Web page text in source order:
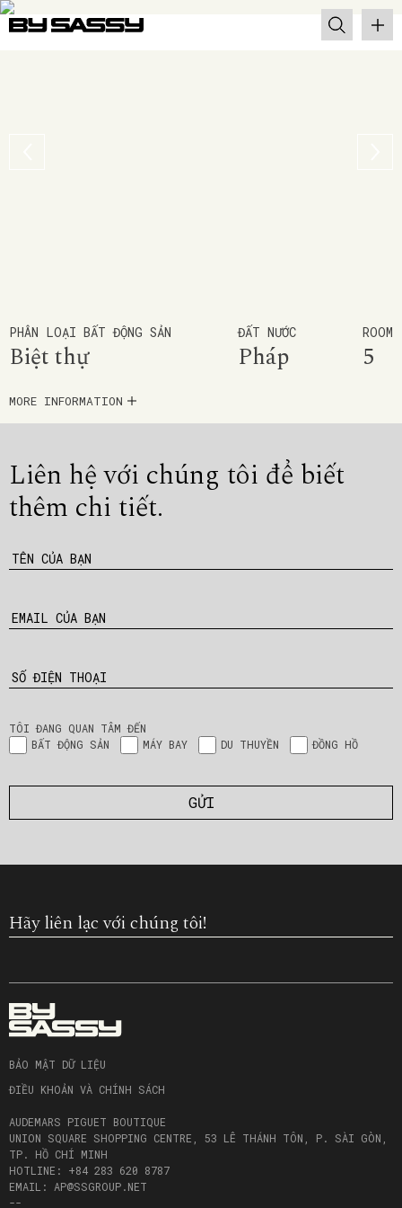
PHÂN LOẠI BẤT ĐỘNG SẢN
Biệt thự
ĐẤT NƯỚC
Pháp
ROOM
5
MORE INFORMATION
Liên hệ với chúng tôi để biết
thêm chi tiết.
TÊN CỦA BẠN
EMAIL CỦA BẠN
SỐ ĐIỆN THOẠI
TÔI ĐANG QUAN TÂM ĐẾN
BẤT ĐỘNG SẢN
MÁY BAY DU THUYỀN ĐỒNG HỒ
Hãy liên lạc với chúng tôi!
BẢO MẬT DỮ LIỆU
ĐIỀU KHOẢN VÀ CHÍNH SÁCH
AUDEMARS PIGUET BOUTIQUE
UNION SQUARE SHOPPING CENTRE, 53 LÊ THÁNH TÔN, P. SÀI GÒN,
TP. HỒ CHÍ MINH
HOTLINE: +84 283 620 8787
EMAIL: AP@SSGROUP.NET
--